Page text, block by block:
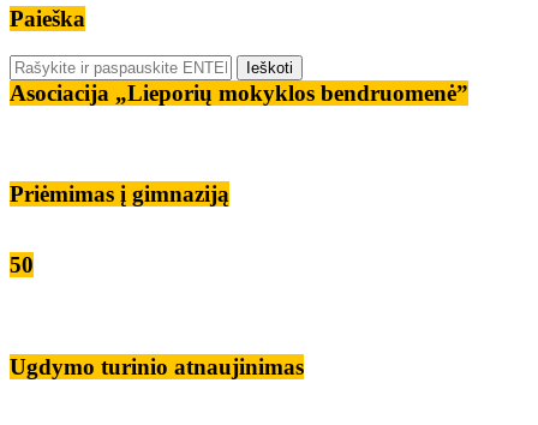
Paieška
Asociacija „Lieporių mokyklos bendruomenė”
Priėmimas į gimnaziją
50
Ugdymo turinio atnaujinimas